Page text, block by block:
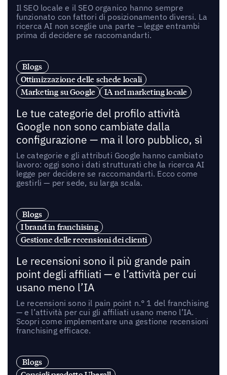
Il SEO locale e il SEO organico hanno sempre
funzionato con fattori di posizionamento diversi. La
ricerca AI non sceglie una parte – legge entrambi
prima di decidere se raccomandarti.
Blogs
Ottimizzazione delle schede locali
Marketing su Google
IA nel marketing locale
Le tue categorie del profilo attività
Google non sono cambiate dalla
configurazione — ma il loro pubblico, sì
Le categorie e gli attributi Google hanno cambiato
lavoro: oggi sono i dati strutturati che la ricerca AI
legge per decidere se raccomandarti. Ecco come
gestirli — per sede, su larga scala.
Blogs
I brand in franchising
Gestione delle recensioni dei clienti
Le recensioni sono il più grande pain
point degli affiliati — e l’attività per cui
usano meno l’IA
Le recensioni sono il pain point n.° 1 del franchising
— e l’attività per cui gli affiliati usano meno l’IA.
Scopri come implementare una gestione recensioni
franchising efficace.
Blogs